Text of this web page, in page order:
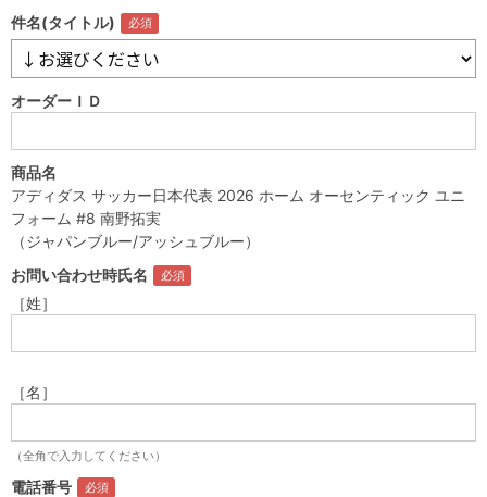
件名(タイトル)
オーダーＩＤ
商品名
アディダス サッカー日本代表 2026 ホーム オーセンティック ユニ
フォーム #8 南野拓実
（ジャパンブルー/アッシュブルー）
お問い合わせ時氏名
［姓］
［名］
（全角で入力してください）
電話番号